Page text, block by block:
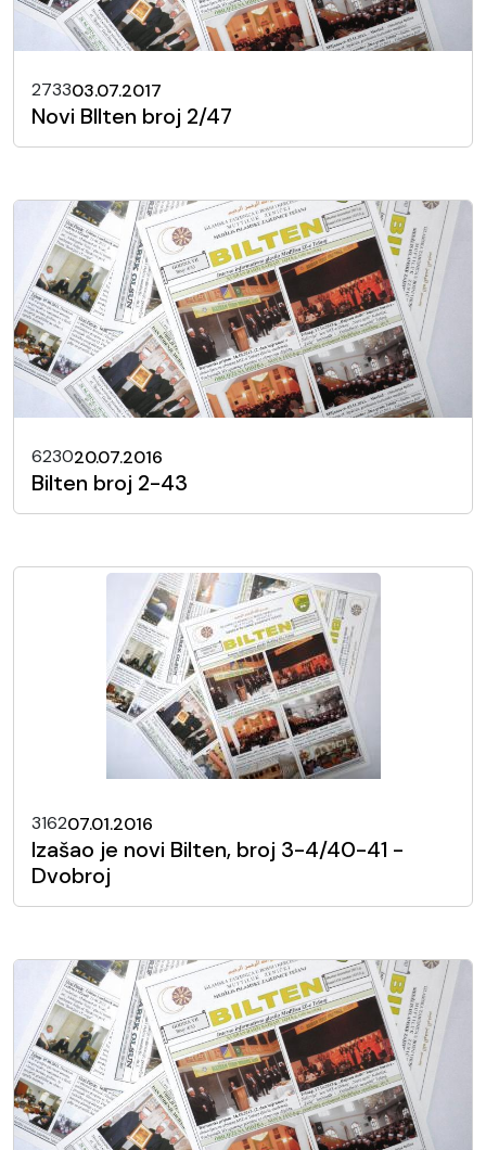
273303.07.2017
Novi BIlten broj 2/47
623020.07.2016
Bilten broj 2-43
316207.01.2016
Izašao je novi Bilten, broj 3-4/40-41 -
Dvobroj